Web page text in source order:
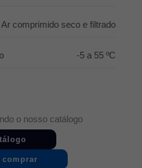
Ar comprimido seco e filtrado
-5 a 55 ºC
o nosso catálogo
comprar